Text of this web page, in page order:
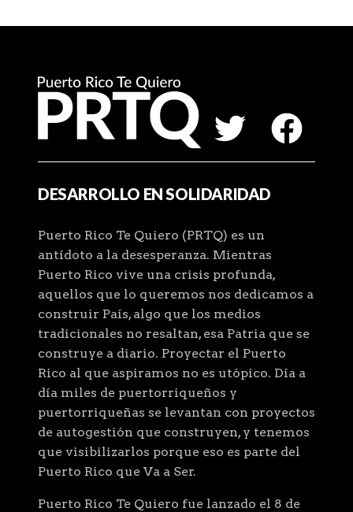
DESARROLLO EN SOLIDARIDAD
Puerto Rico Te Quiero (PRTQ) es un
antídoto a la desesperanza. Mientras
Puerto Rico vive una crisis profunda,
aquellos que lo queremos nos dedicamos a
construir País, algo que los medios
tradicionales no resaltan, esa Patria que se
construye a diario. Proyectar el Puerto
Rico al que aspiramos no es utópico. Día a
día miles de puertorriqueños y
puertorriqueñas se levantan con proyectos
de autogestión que construyen, y tenemos
que visibilizarlos porque eso es parte del
Puerto Rico que Va a Ser.
Puerto Rico Te Quiero fue lanzado el 8 de